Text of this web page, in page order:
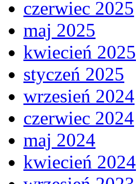
czerwiec 2025
maj 2025
kwiecień 2025
styczeń 2025
wrzesień 2024
czerwiec 2024
maj 2024
kwiecień 2024